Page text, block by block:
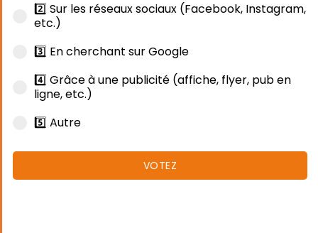
2️⃣ Sur les réseaux sociaux (Facebook, Instagram,
etc.)
3️⃣ En cherchant sur Google
4️⃣ Grâce à une publicité (affiche, flyer, pub en
ligne, etc.)
5️⃣ Autre
VOTEZ